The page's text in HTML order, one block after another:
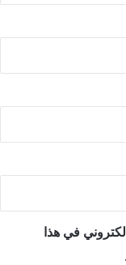
في هذا